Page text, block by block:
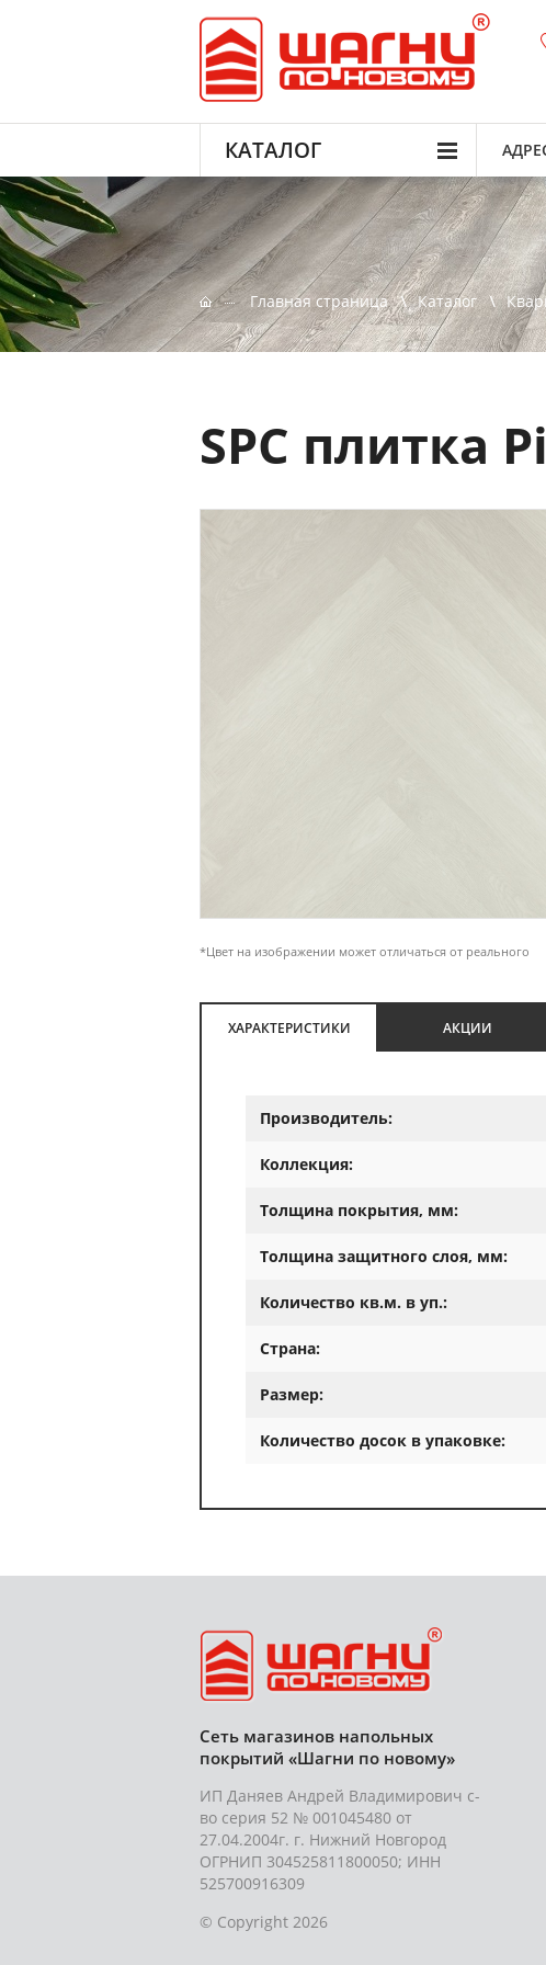
КАТАЛОГ
Главная страница Каталог
SPC плитка
*Цвет на изображении может отличаться от реального
ХАРАКТЕРИСТИКИ АКЦИИ
Производитель:
Коллекция:
Толщина покрытия, мм:
Толщина защитного слоя, мм:
Количество кв.м. в уп.:
Страна:
Размер:
Количество досок в упаковке:
Сеть магазинов напольных
покрытий «Шагни по новому»
ИП Даняев Андрей Владимирович с-
во серия 52 № 001045480 от
27.04.2004г. г. Нижний Новгород
ОГРНИП 304525811800050; ИНН
525700916309
© Copyright 2026